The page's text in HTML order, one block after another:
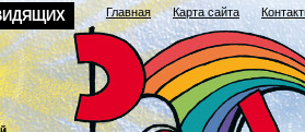
Главная Карта сайта